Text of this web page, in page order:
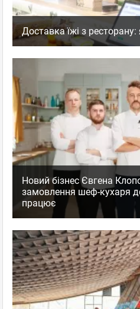
Доставка їжі з ресторану:
Новий бізнес Євгена
замовлення шеф-кухаря
працює